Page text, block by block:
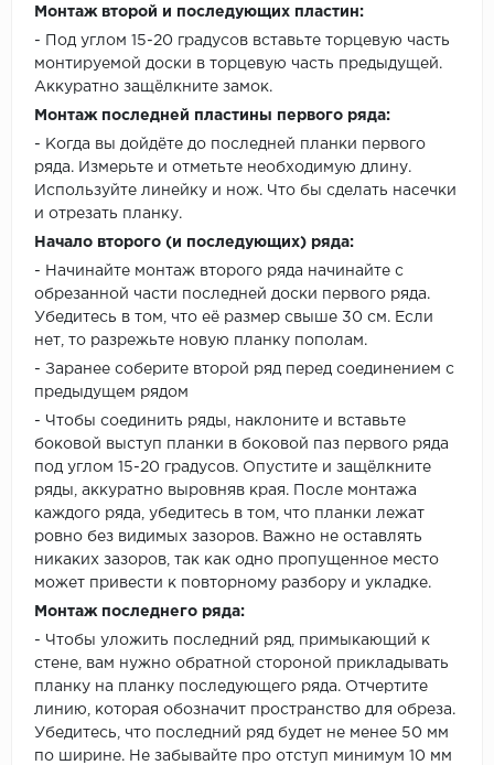
Монтаж второй и последующих пластин:
- Под углом 15-20 градусов вставьте торцевую часть
монтируемой доски в торцевую часть предыдущей.
Аккуратно защёлкните замок.
Монтаж последней пластины первого ряда:
- Когда вы дойдёте до последней планки первого
ряда. Измерьте и отметьте необходимую длину.
Используйте линейку и нож. Что бы сделать насечки
и отрезать планку.
Начало второго (и последующих) ряда:
- Начинайте монтаж второго ряда начинайте с
обрезанной части последней доски первого ряда.
Убедитесь в том, что её размер свыше 30 см. Если
нет, то разрежьте новую планку пополам.
- Заранее соберите второй ряд перед соединением с
предыдущем рядом
- Чтобы соединить ряды, наклоните и вставьте
боковой выступ планки в боковой паз первого ряда
под углом 15-20 градусов. Опустите и защёлкните
ряды, аккуратно выровняв края. После монтажа
каждого ряда, убедитесь в том, что планки лежат
ровно без видимых зазоров. Важно не оставлять
никаких зазоров, так как одно пропущенное место
может привести к повторному разбору и укладке.
Монтаж последнего ряда:
- Чтобы уложить последний ряд, примыкающий к
стене, вам нужно обратной стороной прикладывать
планку на планку последующего ряда. Отчертите
линию, которая обозначит пространство для обреза.
Убедитесь, что последний ряд будет не менее 50 мм
по ширине. Не забывайте про отступ минимум 10 мм